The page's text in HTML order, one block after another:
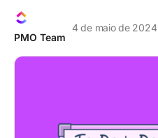
PMO Team
4 de maio de 2024